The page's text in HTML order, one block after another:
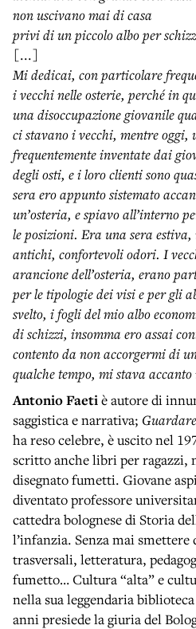
non uscivano mai di casa
privi di un piccolo albo per
[...]
Mi dedicai, con particolare
i vecchi nelle osterie, perché in
una disoccupazione giovanile
ci stavano i vecchi, mentreoggi,
frequentemente inventate dai
degli osti, e iloro clienti sono
sera ero appunto sistemato
un’osteria, e spiavo all’interno
le posizioni. Era una sera estiva,
antichi, confortevoli odori. I
arancione dell’osteria, erano
per le tipologie dei visi e per gli
svelto, i fogli delmio albo
di schizzi, insomma ero assai
contento da non accorgermi di
qualche tempo, mi stava accanto
Antonio Faeti è autore di
saggistica e narrativa;
ha reso celebre, è uscito nel
scritto anche libri per ragazzi,
disegnato fumetti. Giovane
diventato professore
cattedra bolognese di Storia
l’infanzia. Senza mai
trasversali, letteratura,
fumetto… Cultura “alta” e
nella sua leggendaria
anni presiede la giuria del